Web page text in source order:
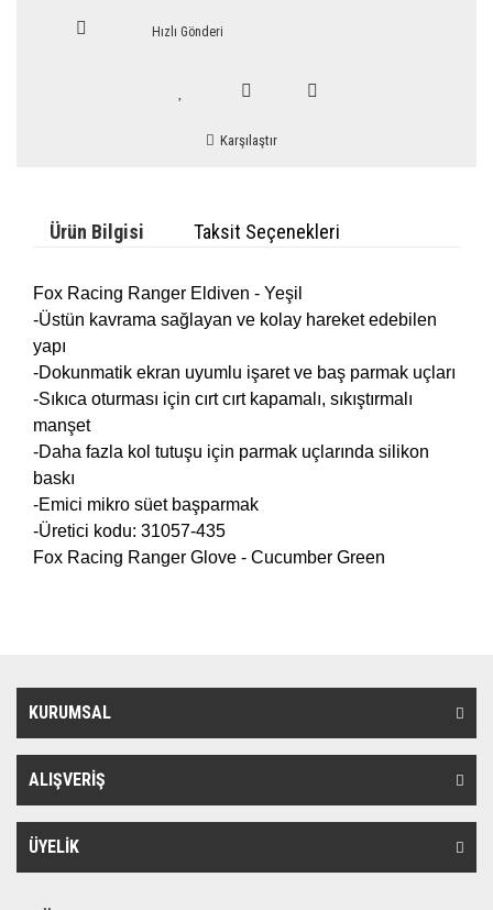
Hızlı Gönderi
Karşılaştır
Ürün Bilgisi Taksit Seçenekleri
Fox Racing Ranger Eldiven - Yeşil
-Üstün kavrama sağlayan ve kolay hareket edebilen
yapı
-Dokunmatik ekran uyumlu işaret ve baş parmak uçları
-Sıkıca oturması için cırt cırt kapamalı, sıkıştırmalı
manşet
-Daha fazla kol tutuşu için parmak uçlarında silikon
baskı
-Emici mikro süet başparmak
-Üretici kodu: 31057-435
Fox Racing Ranger Glove - Cucumber Green
KURUMSAL
ALIŞVERİŞ
ÜYELİK